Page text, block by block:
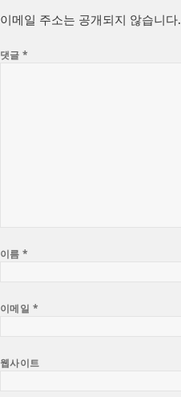
이메일 주소는 공개되지 않습니다.
댓글*
이름*
이메일 *
웹사이트